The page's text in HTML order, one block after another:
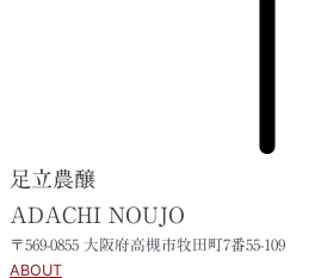
足立農醸
ADACHI NOUJO
〒569-0855 大阪府高槻市牧田町7番55-109
ABOUT